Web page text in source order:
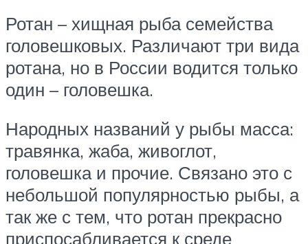
Ротан – хищная рыба семейства
головешковых. Различают три вида
ротана, но в России водится только
один – головешка.
Народных названий у рыбы масса:
травянка, жаба, живоглот,
головешка и прочие. Связано это с
небольшой популярностью рыбы, а
так же с тем, что ротан прекрасно
приспосабливается к среде